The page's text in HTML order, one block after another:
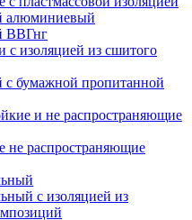
алюминиевый
ВВГнг
с изоляцией из сшитого
с бумажной пропитанной
и не распространяющие
не распространяющие
с изоляцией из